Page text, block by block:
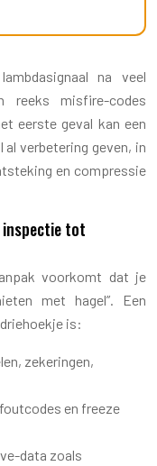
na veel
misfire-codes
eerste geval kan een
verbetering geven, in
en compressie
inspectie tot
voorkomt dat je
met hagel”. Een
is:
zekeringen,
en freeze
data zoals